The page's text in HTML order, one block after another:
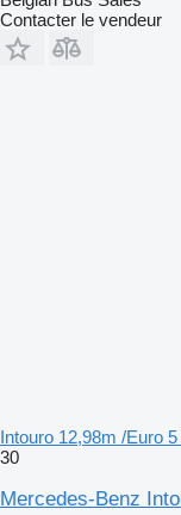
Contacter le vendeur
Intouro 12,98m /Euro 5
30
Mercedes-Benz